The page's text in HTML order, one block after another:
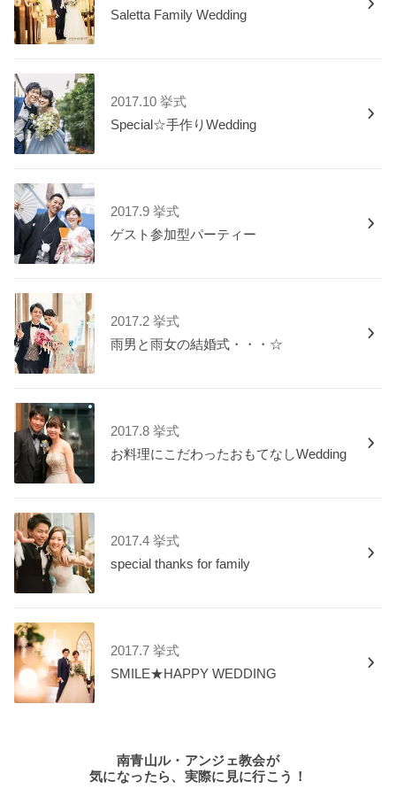
Saletta Family Wedding
2017.10 挙式
Special☆手作りWedding
2017.9 挙式
ゲスト参加型パーティー
2017.2 挙式
雨男と雨女の結婚式・・・☆
2017.8 挙式
お料理にこだわったおもてなしWedding
2017.4 挙式
special thanks for family
2017.7 挙式
SMILE★HAPPY WEDDING
南青山ル・アンジェ教会が
気になったら、実際に見に行こう！